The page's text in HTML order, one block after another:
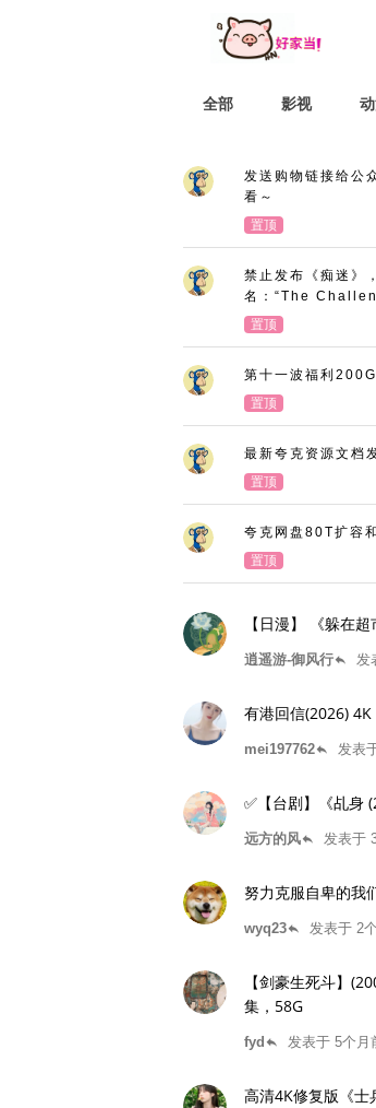
全部 影视
发送购物链接给公
看～
置顶
禁止发布《痴迷》
名：“The
置顶
第十一波福利
置顶
最新夸克资源文档
置顶
夸克网盘80T扩容
置顶
【日漫】 《躲在
逍遥游-御风行reply 发
mei197762reply 发表
✅【台剧】《乩身
远方的风reply 发表于
努力克服自卑的我
wyq23reply 发表于 2
【剑豪生死斗】(2007)原盘收藏版 豆瓣
集，58G
fyd reply 发表于 5个月
高清4K修复版《士